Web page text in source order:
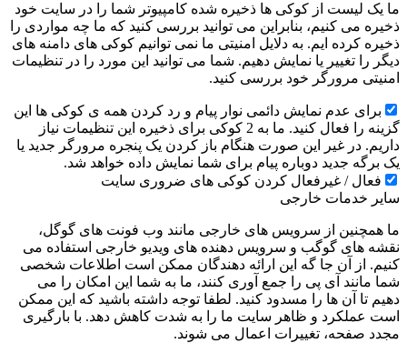
ما یک لیست از کوکی ها ذخیره شده کامپیوتر شما را در سایت خود
ذخیره می کنیم، بنابراین می توانید بررسی کنید که ما چه مواردی را
ذخیره کرده ایم. به دلایل امنیتی ما نمی توانیم کوکی های دامنه های
دیگر را تغییر یا نمایش دهیم. شما می توانید این مورد را در تنظیمات
امنیتی مرورگر خود بررسی کنید.
برای عدم نمایش دائمی نوار پیام و رد کردن همه ی کوکی ها این
گزینه را فعال کنید. ما به 2 کوکی برای ذخیره این تنظیمات نیاز
داریم. در غیر این صورت هنگام باز کردن یک پنجره مرورگر جدید یا
یک برگه جدید دوباره پیام برای شما نمایش داده خواهد شد.
فعال / غیرفعال کردن کوکی های ضروری سایت
سایر خدمات خارجی
ما همچنین از سرویس های خارجی مانند وب فونت های گوگل،
نقشه های گوگب و سرویس دهنده های ویدیو خارجی استفاده می
کنیم. از آن جا گه این ارائه دهندگان ممکن است اطلاعات شخصی
شما مانند آی پی را جمع آوری کنند، ما به شما این امکان را می
دهیم تا آن ها را مسدود کنید. لطفا توجه داشته باشید که این ممکن
است عملکرد و ظاهر سایت ما را به شدت کاهش دهد. با بارگیری
مجدد صفحه، تغییرات اعمال می شوند.